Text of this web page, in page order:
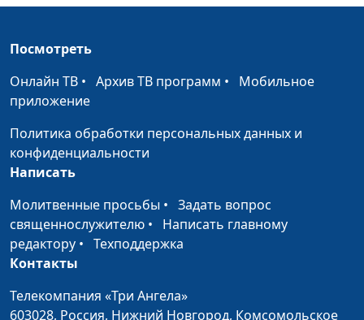
Мир с Богом
Марат Давлетшин,
Вера фактам
Марат Давлетшин,
священнослужитель
Новый статус
Спаситель
Александр
Артюшенко,
Посмотреть
Онлайн ТВ • Архив ТВ программ • Мобильное
приложение
Политика обработки персональных данных и
конфиденциальности
Написать
Молитвенные просьбы • Задать вопрос
священнослужителю • Написать главному
редактору • Техподдержка
Контакты
Телекомпания «Три Ангела»
603028, Россия, Нижний Новгород, Комсомольское